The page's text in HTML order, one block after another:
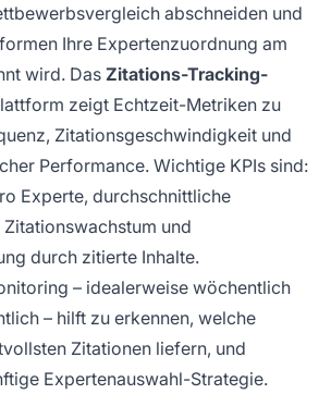
abschneiden und
Ihre Expertenzuordnung am
wird. Das Zitations-Tracking-
zeigt Echtzeit-Metriken zu
Zitationsgeschwindigkeit und
Performance. Wichtige KPIs sind:
Experte, durchschnittliche
und
durch zitierte Inhalte.
– idealerweise wöchentlich
– hilft zu erkennen, welche
Zitationen liefern, und
Expertenauswahl-Strategie.